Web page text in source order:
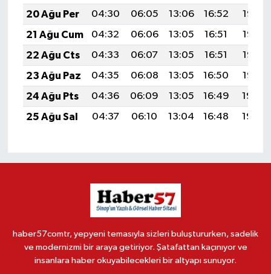
20 Ağu Per
04:30 06:05 13:06 16:52
19:56
21 Ağu Cum
04:32 06:06 13:05 16:51
19:55
22 Ağu Cts
04:33 06:07 13:05 16:51
19:53
23 Ağu Paz
04:35 06:08 13:05 16:50
19:52
24 Ağu Pts
04:36 06:09 13:05 16:49
19:50
25 Ağu Sal
04:37 06:10 13:04 16:48 19:49
haber57comtr, yepyeni temasıyla sizleri buluştururken, sadelik
ve modernizmi bir araya getiriyor. Şatafattan kaçınıyor ve
insanlara haber okuyabilecekleri bir altyapı sunuyor.